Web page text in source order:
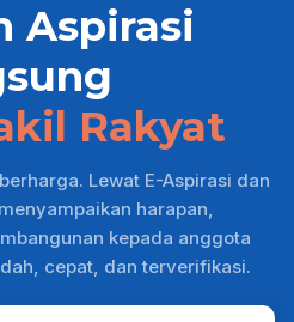
Aspirasi
Rakyat
Lewat E-Aspirasi dan
harapan,
kepada anggota
cepat, dan terverifikasi.